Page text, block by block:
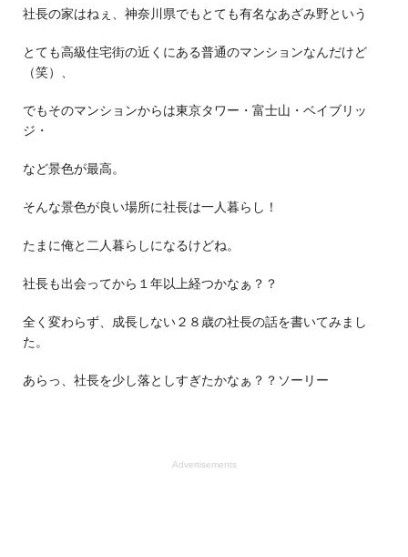
社長の家はねぇ、神奈川県でもとても有名なあざみ野という
とても高級住宅街の近くにある普通のマンションなんだけど
（笑）、
でもそのマンションからは東京タワー・富士山・ベイブリッ
ジ・
など景色が最高。
そんな景色が良い場所に社長は一人暮らし！
たまに俺と二人暮らしになるけどね。
社長も出会ってから１年以上経つかなぁ？？
全く変わらず、成長しない２８歳の社長の話を書いてみまし
た。
あらっ、社長を少し落としすぎたかなぁ？？ソーリー
Advertisements